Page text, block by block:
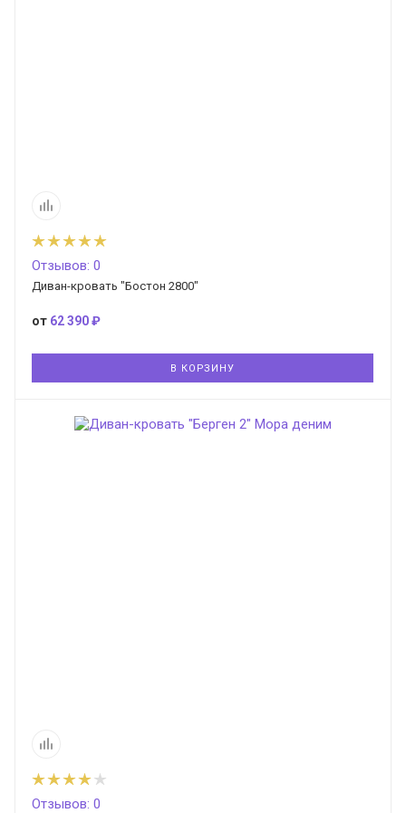
Отзывов: 0
Диван-кровать "Бостон 2800"
от 62 390 ₽
В КОРЗИНУ
Отзывов: 0